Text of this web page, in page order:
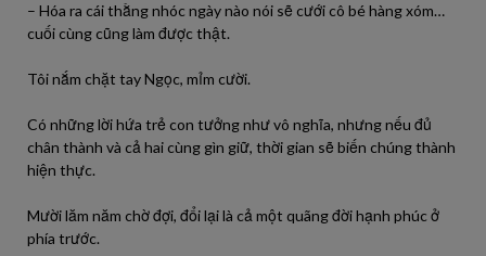
– Hóa ra cái thằng nhóc ngày nào nói sẽ cưới cô bé hàng xóm…
cuối cùng cũng làm được thật.
Tôi nắm chặt tay Ngọc, mỉm cười.
Có những lời hứa trẻ con tưởng như vô nghĩa, nhưng nếu đủ
chân thành và cả hai cùng gìn giữ, thời gian sẽ biến chúng thành
hiện thực.
Mười lăm năm chờ đợi, đổi lại là cả một quãng đời hạnh phúc ở
phía trước.